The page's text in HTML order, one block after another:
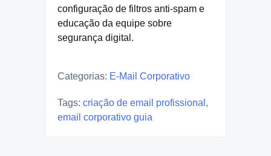
configuração de filtros anti-spam e
educação da equipe sobre
segurança digital.
Categorias: E-Mail Corporativo
Tags: criação de email profissional ,
email corporativo guia